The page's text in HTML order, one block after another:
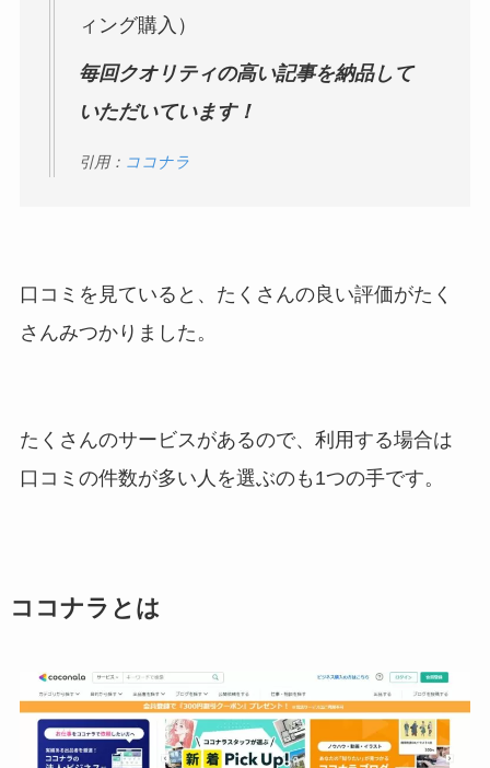
ィング購入）
毎回クオリティの高い記事を納品して
いただいています！
引用： ココナラ
口コミを見ていると、たくさんの良い評価がたく
さんみつかりました。
たくさんのサービスがあるので、利用する場合は
口コミの件数が多い人を選ぶのも1つの手です。
ココナラとは